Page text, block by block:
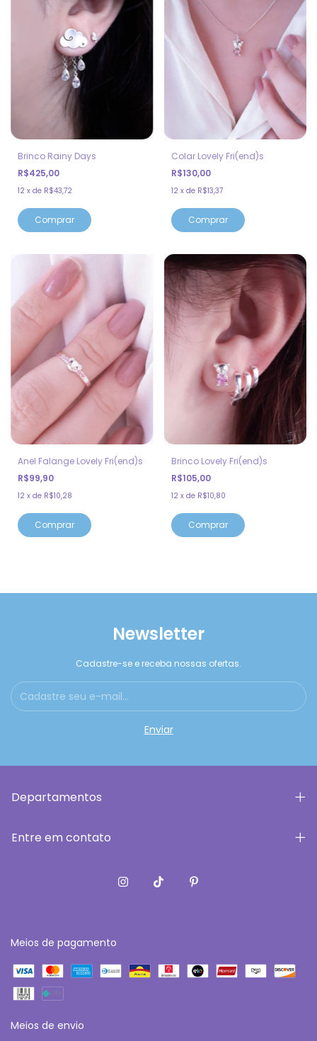
Brinco Rainy Days
R$425,00
12 x de R$43,72
Colar Lovely Fri(end)s
R$130,00
12 x de R$13,37
Anel Falange Lovely Fri(end)s
R$99,90
12 x de R$10,28
Comprar
Brinco Lovely Fri(end)s
R$105,00
12 x de R$10,80
Newsletter
Cadastre-se e receba nossas ofertas.
Departamentos
Entre em contato
Meios de pagamento
Meios de envio